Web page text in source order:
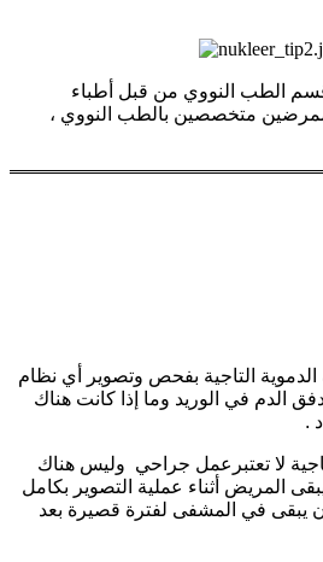
الطب النووي من قبل أطباء
متخصصين بالطب النووي ،
التاجية بفحص وتصوير أي نظام
الدم في الوريد وما إذا كانت هناك
.
لا تعتبرعمل جراحي وليس هناك
المريض أثناء عملية التصوير بكامل
يبقى في المشفى لفترة قصيرة بعد